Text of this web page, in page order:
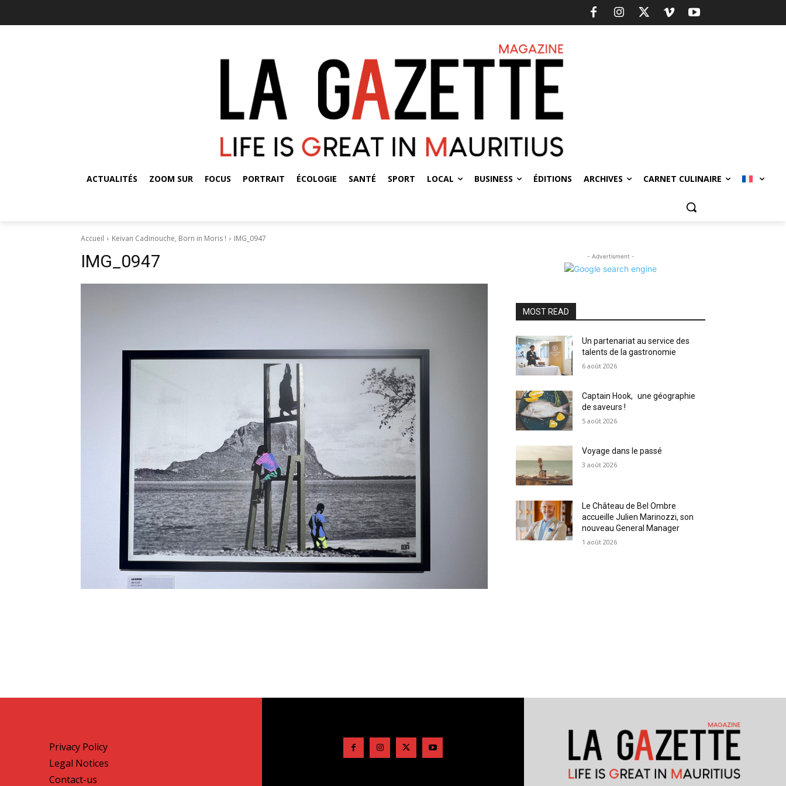
ACTUALITÉS ZOOM SUR FOCUS PORTRAIT ÉCOLOGIE SANTÉ SPORT LOCAL BUSINESS ÉDITIONS ARCHIVES CARNET CULINAIRE
Accueil Keïvan Cadinouche, Born in Moris ! IMG_0947
IMG_0947 - Advertisment -
MOST READ
Un partenariat au service des
talents de la gastronomie
6 août 2026
Captain Hook, une géographie
de saveurs !
5 août 2026
Voyage dans le passé
3 août 2026
Le Château de Bel Ombre
accueille Julien Marinozzi, son
nouveau General Manager
1 août 2026
Privacy Policy
Legal Notices
Contact-us